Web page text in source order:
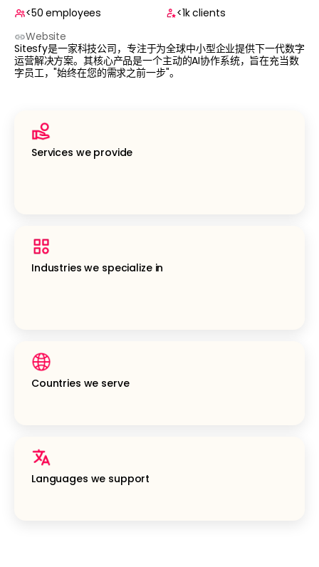
<50 employees <1kclients
Website
Sitesfy是一家科技公司，专注于为全球中小型企业提供下一代数字
运营解决方案。其核心产品是一个主动的AI协作系统，旨在充当数
字员工，"始终在您的需求之前一步"。
Services we provide
Industries we specialize in
Countries we serve
Languages we support